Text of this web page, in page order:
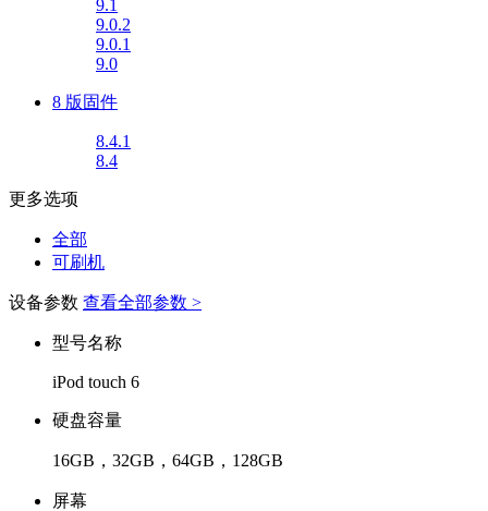
9.1
9.0.2
9.0.1
9.0
8 版固件
8.4.1
8.4
更多选项
全部
可刷机
设备参数 查看全部参数 >
型号名称
iPod touch 6
硬盘容量
16GB，32GB，64GB，128GB
屏幕